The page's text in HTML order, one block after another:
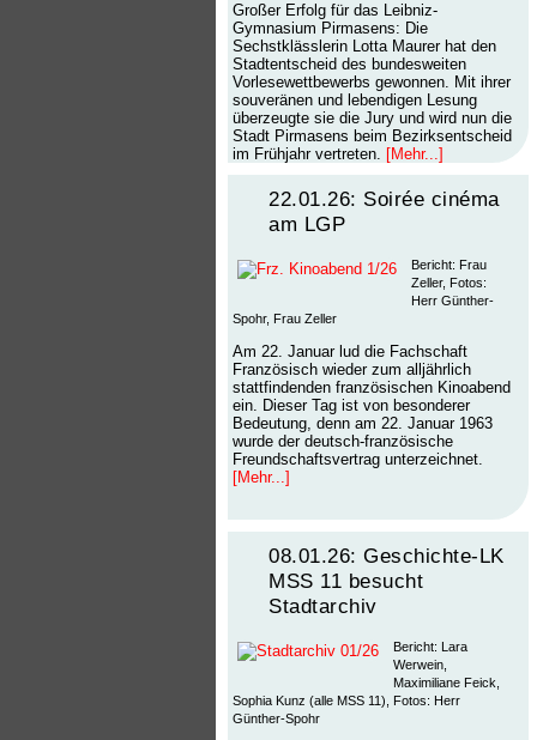
Großer Erfolg für das Leibniz-
Gymnasium Pirmasens: Die
Sechstklässlerin Lotta Maurer hat den
Stadtentscheid des bundesweiten
Vorlesewettbewerbs gewonnen. Mit ihrer
souveränen und lebendigen Lesung
überzeugte sie die Jury und wird nun die
Stadt Pirmasens beim Bezirksentscheid
im Frühjahr vertreten. [Mehr...]
22.01.26: Soirée cinéma
am LGP
Bericht: Frau
Zeller, Fotos:
Herr Günther-
Spohr, Frau Zeller
Am 22. Januar lud die Fachschaft
Französisch wieder zum alljährlich
stattfindenden französischen Kinoabend
ein. Dieser Tag ist von besonderer
Bedeutung, denn am 22. Januar 1963
wurde der deutsch-französische
Freundschaftsvertrag unterzeichnet.
[Mehr...]
08.01.26: Geschichte-LK
MSS 11 besucht
Stadtarchiv
Bericht: Lara
Werwein,
Maximiliane Feick,
Sophia Kunz (alle MSS 11), Fotos: Herr
Günther-Spohr